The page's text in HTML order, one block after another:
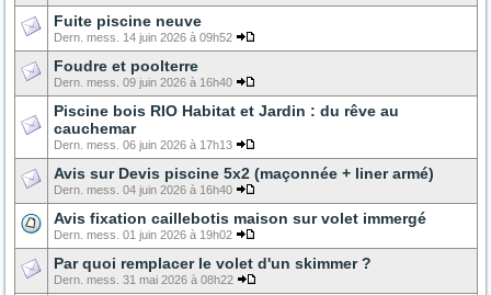
Fuite piscine neuve
Dern. mess. 14 juin 2026 à 09h52
Foudre et poolterre
Dern. mess. 09 juin 2026 à 16h40
Piscine bois RIO Habitat et Jardin : du rêve au
cauchemar
Dern. mess. 06 juin 2026 à 17h13
Avis sur Devis piscine 5x2 (maçonnée + liner armé)
Dern. mess. 04 juin 2026 à 16h40
Avis fixation caillebotis maison sur volet immergé
Dern. mess. 01 juin 2026 à 19h02
Par quoi remplacer le volet d'un skimmer ?
Dern. mess. 31 mai 2026 à 08h22